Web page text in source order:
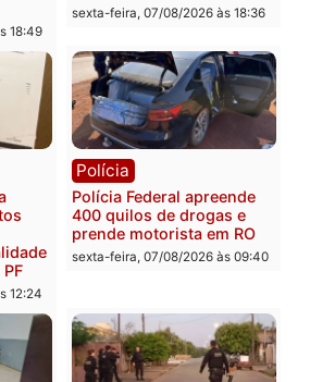
querer ler...
com
de
18:49
Política
Eleições 2026: Pastor
Evanildo pode ser o
Federal
sexta-feira, 07/08/2026 às